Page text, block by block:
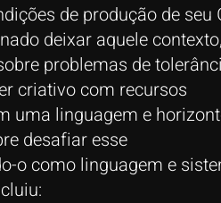
de produção de seu
deixar aquele
problemas de
criativo com recursos
uma linguagem e
desafiar esse
o como linguagem e